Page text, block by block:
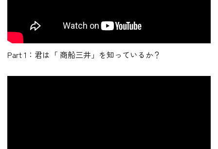
Part 1：君は「 商船三井」を知っているか？